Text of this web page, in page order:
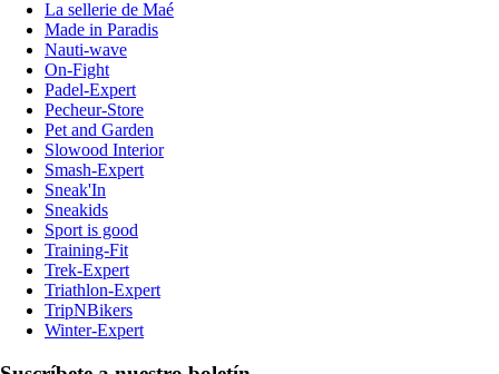
La sellerie de Maé
Made in Paradis
Nauti-wave
On-Fight
Padel-Expert
Pecheur-Store
Pet and Garden
Slowood Interior
Smash-Expert
Sneak'In
Sneakids
Sport is good
Training-Fit
Trek-Expert
Triathlon-Expert
TripNBikers
Winter-Expert